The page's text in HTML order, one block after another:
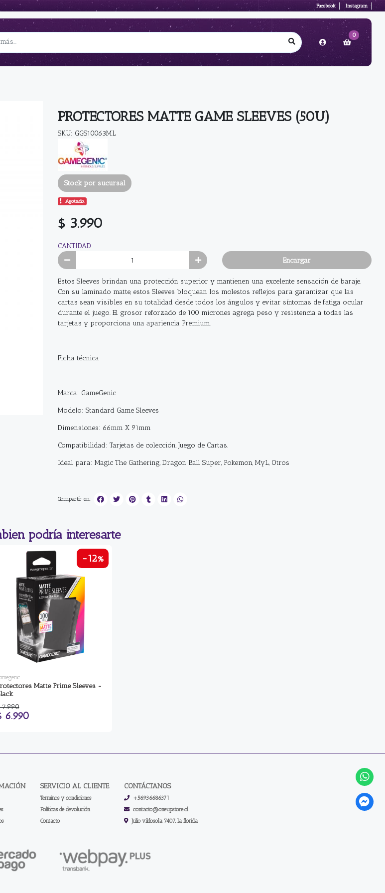
Facebook Instagram
0
PROTECTORES MATTE GAME SLEEVES (50U)
SKU: GGS10063ML
Stock por sucursal
Agotado.
$ 3.990
CANTIDAD
Encargar
Estos Sleeves brindan una protección superior y mantienen una excelente sensación de baraje.
Con su laminado matte, estos Sleeves bloquean los molestos reflejos para garantizar que las
cartas sean visibles en su totalidad desde todos los ángulos y evitar síntomas de fatiga ocular
durante el juego. El grosor reforzado de 100 micrones agrega peso y resistencia a todas las
tarjetas y proporciona una apariencia Premium.
Ficha técnica
Marca: GameGenic
Modelo: Standard Game Sleeves
Dimensiones: 66mm X 91mm
Compatibilidad: Tarjetas de colección, Juego de Cartas.
Ideal para: Magic The Gathering, Dragon Ball Super, Pokemon, MyL, Otros
Compartir en:
podría interesarte
-12%
Matte Prime Sleeves -
7.990
6.990
SERVICIO AL CLIENTE
Terminos y condiciones
Políticas de devolución
Contacto
CONTÁCTANOS
+56936686371
contacto@oneupstore.cl
Julio vildosola 7407, la florida